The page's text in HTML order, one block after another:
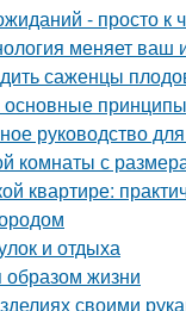
- просто к
меняет ваш
саженцы
основные принципы
руководство
комнаты с
квартире:
и отдыха
образом жизни
своими